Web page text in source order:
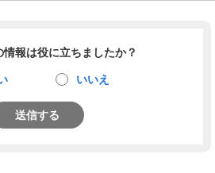
情報は役に立ちましたか？
いいえ
送信する